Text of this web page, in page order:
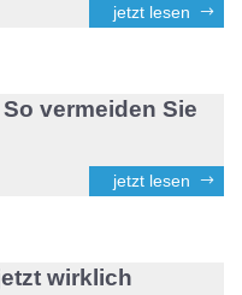
jetzt lesen
vermeiden Sie
jetzt lesen
wirklich